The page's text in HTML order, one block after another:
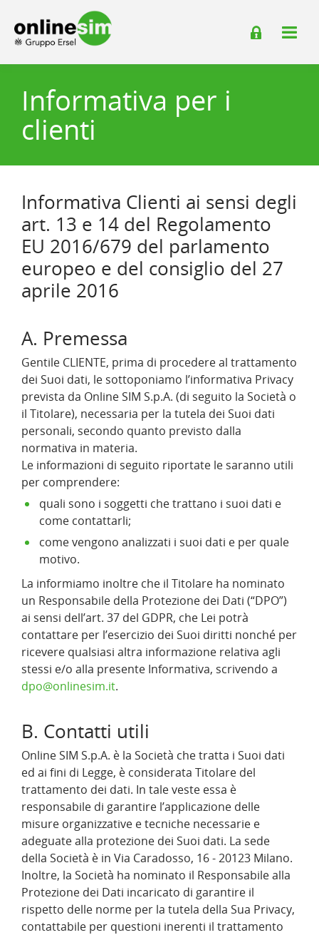
Informativa per i
clienti
Informativa Clienti ai sensi degli
art. 13 e 14 del Regolamento
EU 2016/679 del parlamento
europeo e del consiglio del 27
aprile 2016
A. Premessa
Gentile CLIENTE, prima di procedere al trattamento
dei Suoi dati, le sottoponiamo l’informativa Privacy
prevista da Online SIM S.p.A. (di seguito la Società o
il Titolare), necessaria per la tutela dei Suoi dati
personali, secondo quanto previsto dalla
normativa in materia.
Le informazioni di seguito riportate le saranno utili
per comprendere:
quali sono i soggetti che trattano i suoi dati e
come contattarli;
come vengono analizzati i suoi dati e per quale
motivo.
La informiamo inoltre che il Titolare ha nominato
un Responsabile della Protezione dei Dati (“DPO”)
ai sensi dell’art. 37 del GDPR, che Lei potrà
contattare per l’esercizio dei Suoi diritti nonché per
ricevere qualsiasi altra informazione relativa agli
stessi e/o alla presente Informativa, scrivendo a
dpo@onlinesim.it.
B. Contatti utili
Online SIM S.p.A. è la Società che tratta i Suoi dati
ed ai fini di Legge, è considerata Titolare del
trattamento dei dati. In tale veste essa è
responsabile di garantire l’applicazione delle
misure organizzative e tecniche necessarie e
adeguate alla protezione dei Suoi dati. La sede
della Società è in Via Caradosso, 16 - 20123 Milano.
Inoltre, la Società ha nominato il Responsabile alla
Protezione dei Dati incaricato di garantire il
rispetto delle norme per la tutela della Sua Privacy,
contattabile per questioni inerenti il trattamento